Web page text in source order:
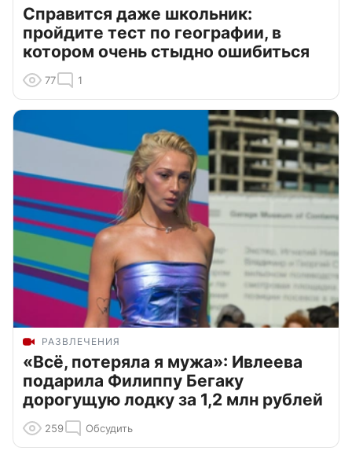
Справится даже школьник:
пройдите тест по географии, в
котором очень стыдно ошибиться
77 1
РАЗВЛЕЧЕНИЯ
«Всё, потеряла я мужа»: Ивлеева
подарила Филиппу Бегаку
дорогущую лодку за 1,2 млн рублей
259 Обсудить